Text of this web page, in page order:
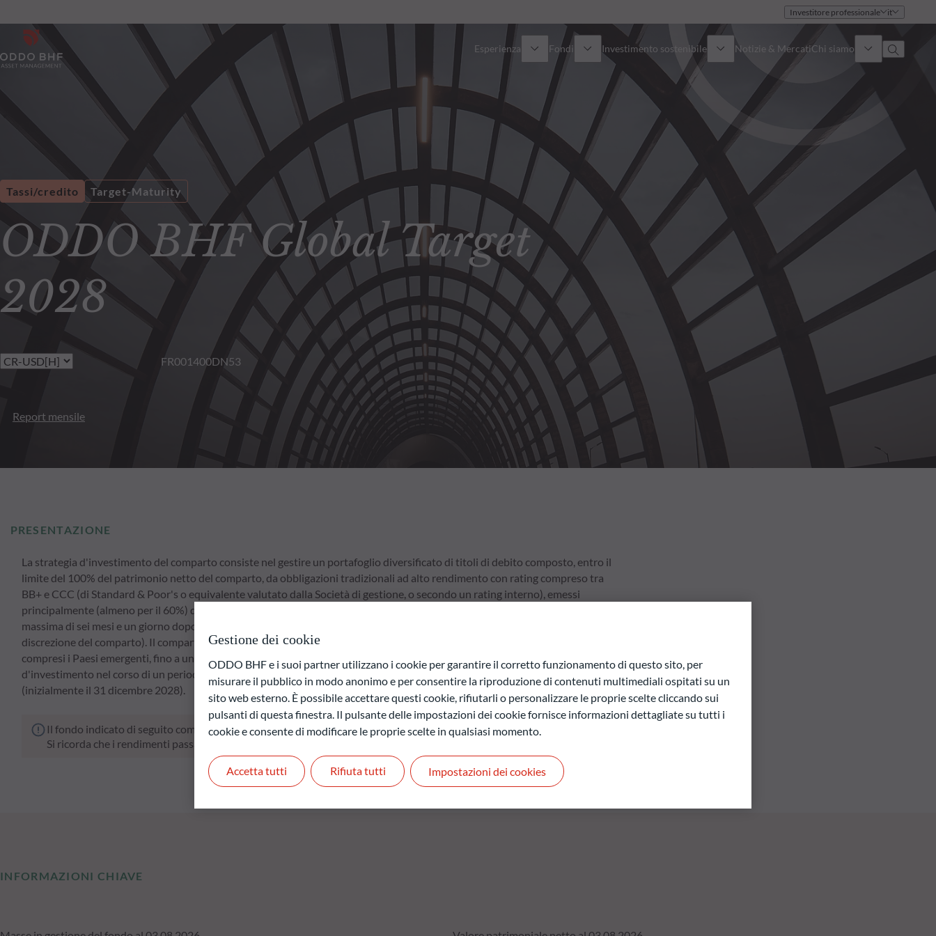
Investitore professionale it
Esperienza
Panoramica
Azionario
Reddito fisso
Multi-Asset
Private Assets
Fondi
Tutti i fondi
Fondi selezionati
Come sottoscrivere
Investimento sostenibile
Panoramica
Approccio
Pubblicazioni
Notizie & MercatiChi siamo
Governance
Team vendite
Sedi
ODDO BHF Global Target
2028
Tassi/credito Target-Maturity
FR001400DN53
Report mensile
PRESENTAZIONE
La strategia d'investimento del comparto consiste nel gestire un portafoglio diversificato di titoli di debito composto, entro il
limite del 100% del patrimonio netto del comparto, da obbligazioni tradizionali ad alto rendimento con rating compreso tra
BB+ e CCC (di Standard & Poor's o equivalente valutato dalla Società di gestione, o secondo un rating interno), emessi
principalmente (almeno per il 60%) da società emittenti con sede legale in un Paese membro dell'OCSE e con una scadenza
massima di sei mesi e un giorno dopo il 31 dicembre 2028 (scadenza finale del prodotto o opzioni di rimborso anticipato a
discrezione del comparto). Il comparto può detenere titoli di emittenti istituzionali con sede legale al di fuori dell'OCSE,
compresi i Paesi emergenti, fino a un massimo del 40% del patrimonio netto. Il comparto attuerà la propria strategia
d'investimento nel corso di un periodo d'investimento fino a una data di scadenza stabilita dalla Società di gestione
(inizialmente il 31 dicembre 2028).
Il fondo indicato di seguito comporta un rischio di perdita di capitale.
Si ricorda che i rendimenti passati non sono indicativi di quelli futuri e possono variare nel tempo.
INFORMAZIONI CHIAVE
Gestione dei cookie
ODDO BHF e i suoi partner utilizzano i cookie per garantire il corretto funzionamento di questo sito, per
misurare il pubblico in modo anonimo e per consentire la riproduzione di contenuti multimediali ospitati su un
sito web esterno. È possibile accettare questi cookie, rifiutarli o personalizzare le proprie scelte cliccando sui
pulsanti di questa finestra. Il pulsante delle impostazioni dei cookie fornisce informazioni dettagliate su tutti i
cookie e consente di modificare le proprie scelte in qualsiasi momento.
Rifiuta tutti
Accetta tutti Impostazioni dei cookies